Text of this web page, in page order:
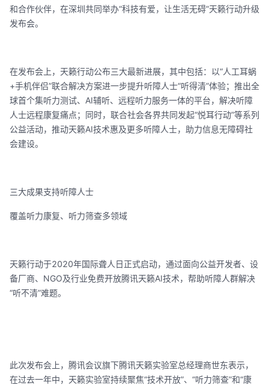
和合作伙伴，在深圳共同举办“科技有爱，让生活无碍”天籁行动升级
发布会。
在发布会上，天籁行动公布三大最新进展，其中包括：以“人工耳蜗
+手机伴侣”联合解决方案进一步提升听障人士“听得清”体验；推出全
球首个集听力测试、AI辅听、远程听力服务一体的平台，解决听障
人士远程康复痛点；同时，联合社会各界共同发起“悦耳行动”等系列
公益活动，推动天籁AI技术惠及更多听障人士，助力信息无障碍社
会建设。
三大成果支持听障人士
覆盖听力康复、听力筛查多领域
天籁行动于2020年国际聋人日正式启动，通过面向公益开发者、设
备厂商、NGO及行业免费开放腾讯天籁AI技术，帮助听障人群解决
“听不清”难题。
此次发布会上，腾讯会议旗下腾讯天籁实验室总经理商世东表示，
在过去一年中，天籁实验室持续聚焦“技术开放”、“听力筛查”和“康